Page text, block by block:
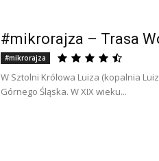
#mikrorajza – Trasa
#mikrorajza
W Sztolni Królowa Luiza (kopalnia
Górnego Śląska. W XIX wieku...